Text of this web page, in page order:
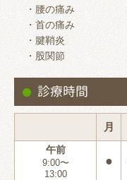
・腰の痛み
・首の痛み
・腱鞘炎
・股関節
診療時間
月
午前
9:00〜
13:00
●